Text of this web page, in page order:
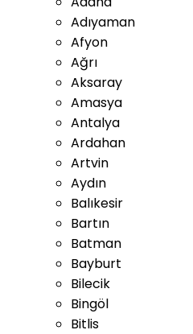
Adıyaman
Afyon
Ağrı
Aksaray
Amasya
Antalya
Ardahan
Artvin
Aydın
Balıkesir
Bartın
Batman
Bayburt
Bilecik
Bingöl
Bitlis